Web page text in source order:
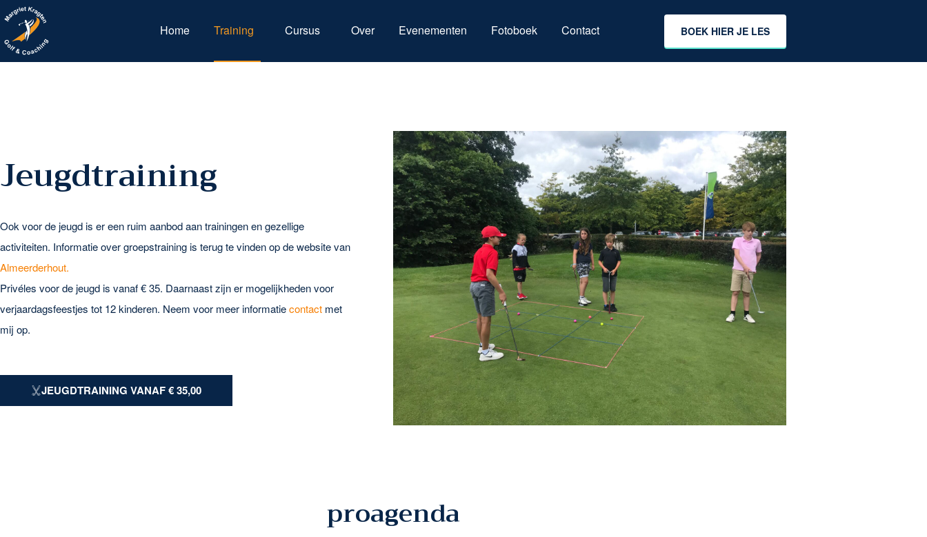
Home Training Cursus Over Evenementen Fotoboek Contact BOEK HIER JE LES
Jeugdtraining
Ook voor de jeugd is er een ruim aanbod aan trainingen en gezellige
activiteiten. Informatie over groepstraining is terug te vinden op de website van
Almeerderhout.
Privéles voor de jeugd is vanaf € 35. Daarnaast zijn er mogelijkheden voor
verjaardagsfeestjes tot 12 kinderen. Neem voor meer informatiecontact met
mij op.
JEUGDTRAINING VANAF € 35,00
proagenda